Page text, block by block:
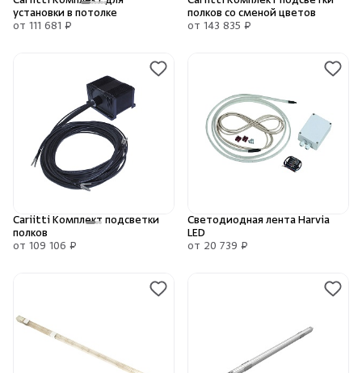
установки в потолке
от 111 681 ₽
полков со сменой цветов
от 143 835 ₽
Cariitti Комплект подсветки
полков
от 109 106 ₽
Светодиодная лента Harvia
LED
от 20 739 ₽